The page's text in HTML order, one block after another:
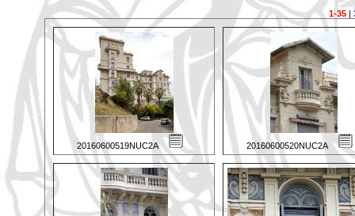
1-35|
20160600519NUC2A 20160600520NUC2A